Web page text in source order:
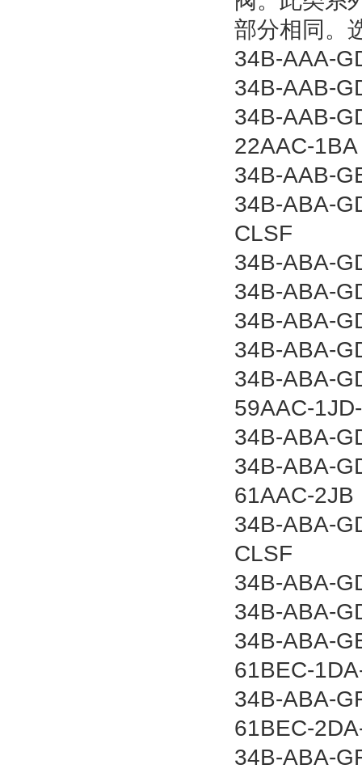
部分相同。
34B-AAA-
34B-AAB-
34B-AAB-
22AAC-1BA
34B-AAB-
34B-ABA-
CLSF
34B-ABA-
34B-ABA-
34B-ABA-
34B-ABA-
34B-ABA-
59AAC-
34B-ABA-
34B-ABA-
61AAC-2JB
34B-ABA-
CLSF
34B-ABA-
34B-ABA-
34B-ABA-
61BEC-
34B-ABA-
61BEC-
34B-ABA-